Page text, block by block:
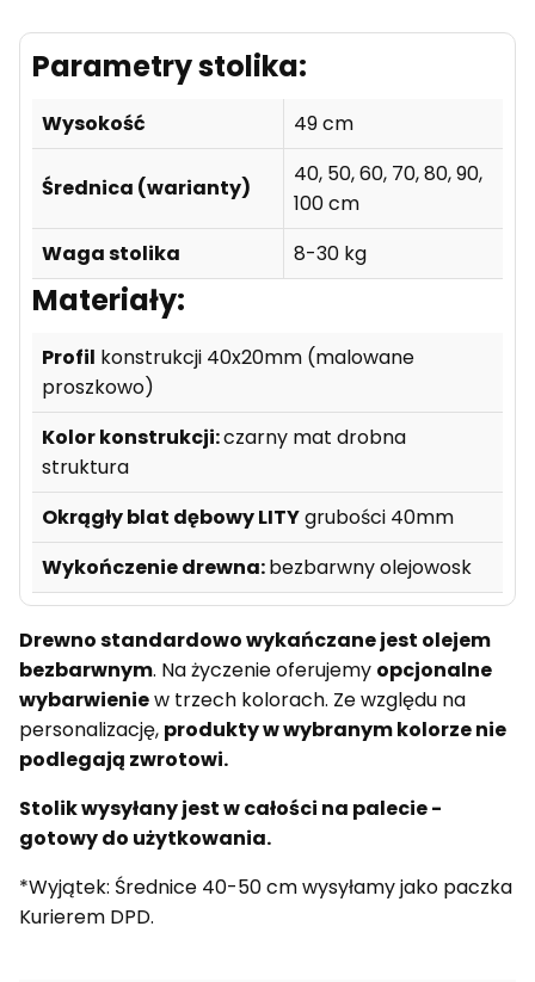
Parametry stolika:
Wysokość 49 cm
Średnica (warianty)
40, 50, 60, 70, 80, 90,
100 cm
Waga stolika
8-30 kg
Materiały:
Profil konstrukcji 40x20mm (malowane
proszkowo)
Kolor konstrukcji:czarny mat drobna
struktura
Okrągły blat dębowy LITYgrubości 40mm
Wykończenie drewna:bezbarwny olejowosk
Drewno standardowo wykańczane jest olejem
bezbarwnym. Na życzenie oferujemy opcjonalne
wybarwieniew trzech kolorach. Ze względu na
personalizację, produkty w wybranym kolorze nie
podlegają zwrotowi.
Stolik wysyłany jest w całości na palecie -
gotowy do użytkowania.
*Wyjątek: Średnice 40-50 cm wysyłamy jako paczka
Kurierem DPD.